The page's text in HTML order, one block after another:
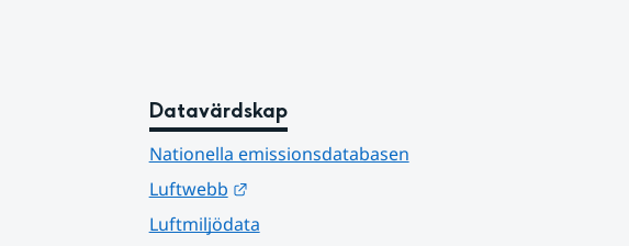
Datavärdskap
Nationella emissionsdatabasen
Luftwebb
Länk till annan webbplats.
Luftmiljödata